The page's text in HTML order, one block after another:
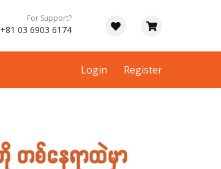
For Support?
+81 03 6903 6174
Login Register